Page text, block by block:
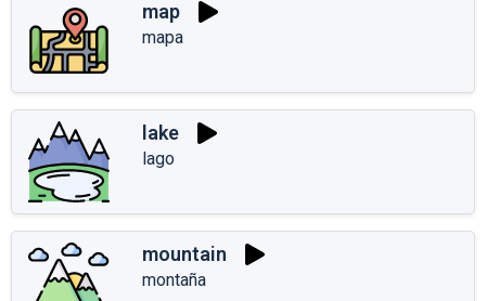
map
mapa
lake
lago
mountain
montaña